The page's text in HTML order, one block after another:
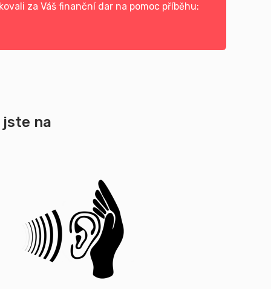
za Váš finanční dar na pomoc příběhu:
na